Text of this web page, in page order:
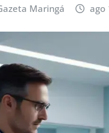
Maringá ago